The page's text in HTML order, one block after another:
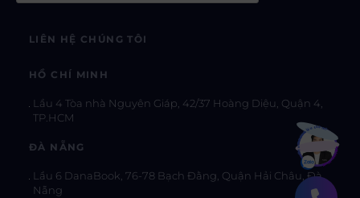
LIÊN HỆ CHÚNG TÔI
HỒ CHÍ MINH
Lầu 4 Tòa nhà Nguyên Giáp, 42/37 Hoàng Diệu, Quận 4,
TP.HCM
ĐÀ NẴNG
Lầu 6 DanaBook, 76-78 Bạch Đằng, Quận Hải Châu, Đà
Nẵng
Bạn muốn hiểu thêm?Xem chi tiết